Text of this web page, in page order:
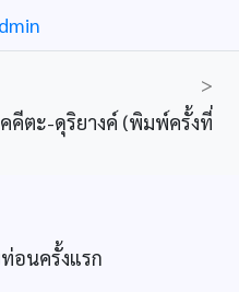
>
คีตะ-ดุริยางค์ (พิมพ์ครั้งที่
อนครั้งแรก